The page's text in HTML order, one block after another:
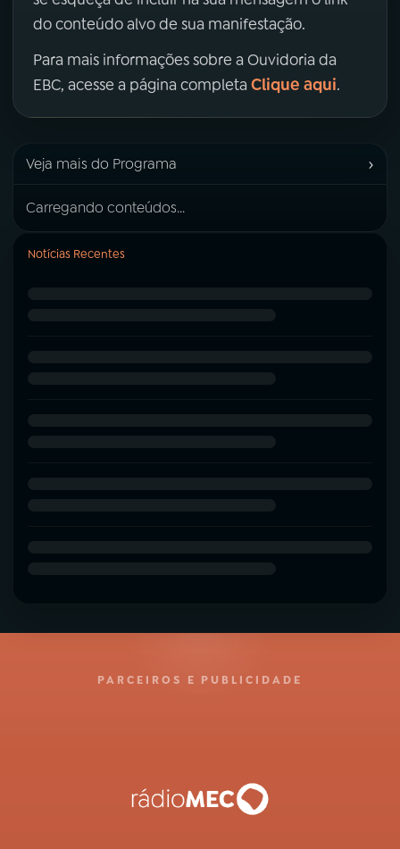
do conteúdo alvo de sua manifestação.
Para mais informações sobre a Ouvidoria da
EBC, acesse a página completa Clique aqui.
Veja mais do Programa ›
Carregando conteúdos...
Notícias Recentes
PARCEIROS E PUBLICIDADE